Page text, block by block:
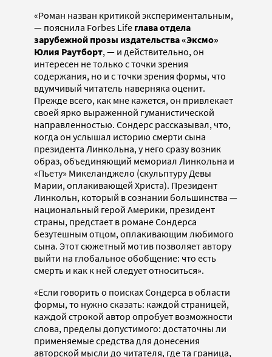
«Роман назван критикой экспериментальным,
— пояснила Forbes Life глава отдела
зарубежной прозы издательства «Эксмо»
Юлия Раутборт, — и действительно, он
интересен не только с точки зрения
содержания, но и с точки зрения формы, что
вдумчивый читатель наверняка оценит.
Прежде всего, как мне кажется, он привлекает
своей ярко выраженной гуманистической
направленностью. Сондерс рассказывал, что,
когда он услышал историю смерти сына
президента Линкольна, у него сразу возник
образ, объединяющий мемориал Линкольна и
«Пьету» Микеланджело (скульптуру Девы
Марии, оплакивающей Христа). Президент
Линкольн, который в сознании большинства —
национальный герой Америки, президент
страны, предстает в романе Сондерса
безутешным отцом, оплакивающим любимого
сына. Этот сюжетный мотив позволяет автору
выйти на глобальное обобщение: что есть
смерть и как к ней следует относиться».
«Если говорить о поисках Сондерса в области
формы, то нужно сказать: каждой страницей,
каждой строкой автор опробует возможности
слова, пределы допустимого: достаточны ли
применяемые средства для донесения
авторской мысли до читателя, где та граница,